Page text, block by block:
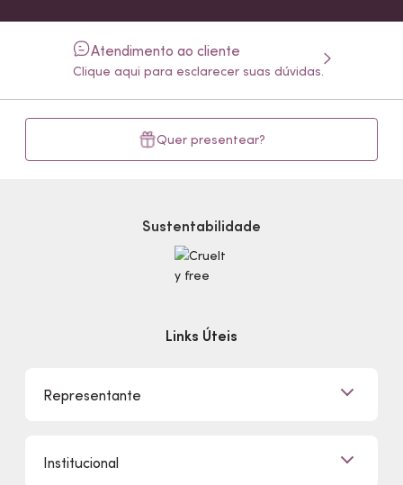
Atendimento ao cliente
Clique aqui para esclarecer suas dúvidas.
Quer presentear?
Sustentabilidade
Links Úteis
Representante
Quero Ser Representante
Institucional